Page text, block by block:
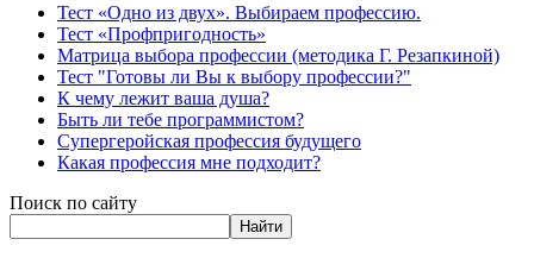
Тест «Одно из двух». Выбираем профессию.
Тест «Профпригодность»
Матрица выбора профессии (методика Г. Резапкиной)
Тест "Готовы ли Вы к выбору профессии?"
К чему лежит ваша душа?
Быть ли тебе программистом?
Супергеройская профессия будущего
Какая профессия мне подходит?
Поиск по сайту
Найти